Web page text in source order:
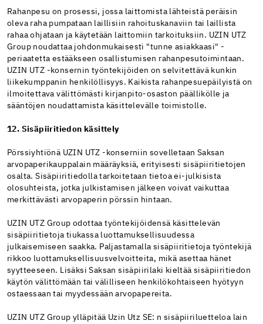
Rahanpesu on prosessi, jossa laittomista lähteistä peräisin
oleva raha pumpataan laillisiin rahoituskanaviin tai laillista
rahaa ohjataan ja käytetään laittomiin tarkoituksiin. UZIN UTZ
Group noudattaa johdonmukaisesti "tunne asiakkaasi" -
periaatetta estääkseen osallistumisen rahanpesutoimintaan.
UZIN UTZ -konsernin työntekijöiden on selvitettävä kunkin
liikekumppanin henkilöllisyys. Kaikista rahanpesuepäilyistä on
ilmoitettava välittömästi kirjanpito-osaston päällikölle ja
sääntöjen noudattamista käsittelevälle toimistolle.
12. Sisäpiiritiedon käsittely
Pörssiyhtiönä UZIN UTZ -konserniin sovelletaan Saksan
arvopaperikauppalain määräyksiä, erityisesti sisäpiiritietojen
osalta. Sisäpiiritiedolla tarkoitetaan tietoa ei-julkisista
olosuhteista, jotka julkistamisen jälkeen voivat vaikuttaa
merkittävästi arvopaperin pörssin hintaan.
UZIN UTZ Group odottaa työntekijöidensä käsittelevän
sisäpiiritietoja tiukassa luottamuksellisuudessa
julkaisemiseen saakka. Paljastamalla sisäpiiritietoja työntekijä
rikkoo luottamuksellisuusvelvoitteita, mikä asettaa hänet
syytteeseen. Lisäksi Saksan sisäpiirilaki kieltää sisäpiiritiedon
käytön välittömään tai välilliseen henkilökohtaiseen hyötyyn
ostaessaan tai myydessään arvopapereita.
UZIN UTZ Group ylläpitää Uzin Utz SE: n sisäpiiriluetteloa lain